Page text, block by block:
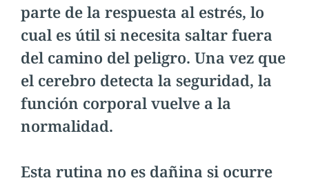
parte de la respuesta al estrés, lo
cual es útil si necesita saltar fuera
del camino del peligro. Una vez que
el cerebro detecta la seguridad, la
función corporal vuelve a la
normalidad.
Esta rutina no es dañina si ocurre